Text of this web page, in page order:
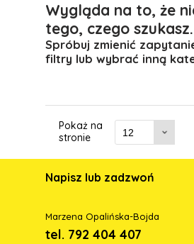
Wygląda na to, że
tego, czego szukasz.
Spróbuj zmienić
filtry lub wybrać inną
Pokaż na
stronie
Napisz lub zadzwoń
Marzena Opalińska-Bojda
tel. 792 404 407